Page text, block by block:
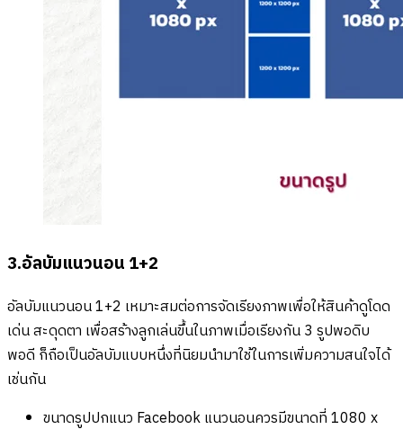
3.อัลบัมแนวนอน 1+2
อัลบัมแนวนอน 1+2 เหมาะสมต่อการจัดเรียงภาพเพื่อให้สินค้าดูโดด
เด่น สะดุดตา เพื่อสร้างลูกเล่นขึ้นในภาพเมื่อเรียงกัน 3 รูปพอดิบ
พอดี ก็ถือเป็นอัลบัมแบบหนึ่งที่นิยมนำมาใช้ในการเพิ่มความสนใจได้
เช่นกัน
ขนาดรูปปกแนว Facebook แนวนอนควรมีขนาดที่ 1080 x